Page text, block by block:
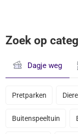
Zoek op
Dagje weg
Pretparken
Buitenspeeltuin